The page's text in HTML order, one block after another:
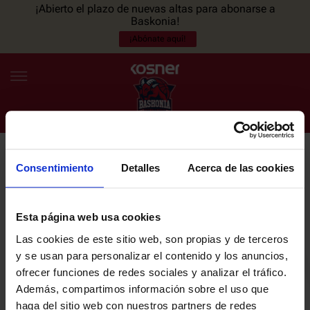
Consentimiento Detalles Acerca de las cookies
Esta página web usa cookies
Las cookies de este sitio web, son propias y de terceros
y se usan para personalizar el contenido y los anuncios,
ofrecer funciones de redes sociales y analizar el tráfico.
Además, compartimos información sobre el uso que
haga del sitio web con nuestros partners de redes
¡Abierto el plazo de nuevas altas para abonarse a
Baskonia!
¡Abónate aquí!
ES EU
NOTICIAS
PLANTILLA
ENTRADAS
NEWSLETTER
últimas noticias y promociones del club.
Email
He leído y acepto laPolítica de privacidaddel SASKI BASKONIA